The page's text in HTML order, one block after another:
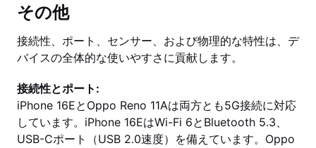
その他
接続性、ポート、センサー、および物理的な特性は、デ
バイスの全体的な使いやすさに貢献します。
接続性とポート:
iPhone 16EとOppo Reno 11Aは両方とも5G接続に対応
しています。iPhone 16EはWi-Fi 6とBluetooth 5.3、
USB-Cポート（USB 2.0速度）を備えています。Oppo